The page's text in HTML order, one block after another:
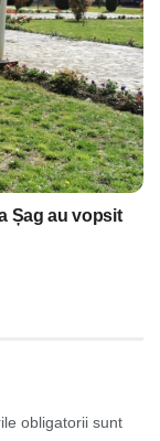
Șag au vopsit
obligatorii sunt